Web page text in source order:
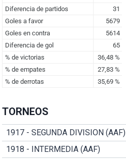
TORNEOS
1917 - SEGUNDA DIVISION (AAF)
1918 - INTERMEDIA (AAF)